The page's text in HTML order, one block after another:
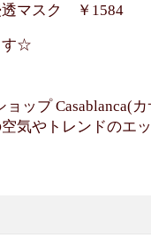
透マスク ￥1584
す☆
ップ Casablanca(
気やトレンドのエ